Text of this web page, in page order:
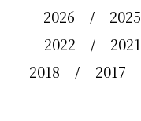
2026 2025
2022
2021
2018
2017